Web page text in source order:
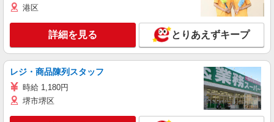
港区
詳細を見る とりあえずキープ
レジ・商品陳列スタッフ
時給 1,180円
堺市堺区